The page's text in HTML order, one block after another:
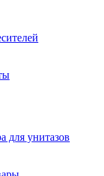
для унитазов